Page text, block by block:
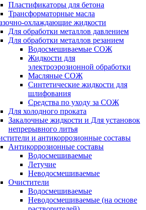
Пластификаторы для бетона
Трансформаторные масла
охлаждающие жидкости
Для обработки металлов давлением
Для обработки металлов резанием
Водосмешиваемые СОЖ
Жидкости для
электроэрозионной обработки
Масляные СОЖ
Синтетические жидкости для
шлифования
Средства по уходу за СОЖ
Для холодного проката
Закалочные жидкости и Для установок
непрерывного литья
и антикоррозионные составы
Антикоррозионные составы
Водосмешиваемые
Летучие
Неводосмешиваемые
Очистители
Водосмешиваемые
Неводосмешиваемые (на основе